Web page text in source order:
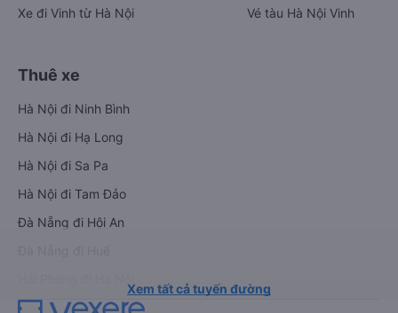
Xe đi Vinh từ Hà Nội
Vé tàu Hà Nội Vinh
Thuê xe
Hà Nội đi Ninh Bình
Hà Nội đi Hạ Long
Hà Nội đi Sa Pa
Hà Nội đi Tam Đảo
Đà Nẵng đi Hội An
Xem tất cả tuyến đường